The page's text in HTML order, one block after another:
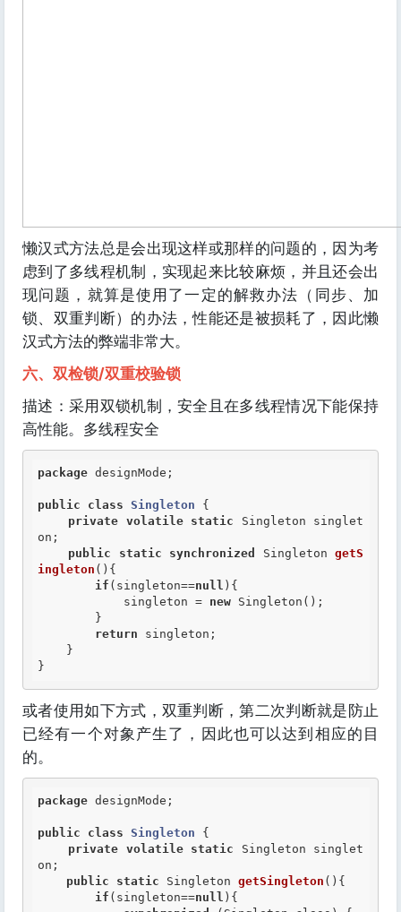
懒汉式方法总是会出现这样或那样的问题的，因为考
虑到了多线程机制，实现起来比较麻烦，并且还会出
现问题，就算是使用了一定的解救办法（同步、加
锁、双重判断）的办法，性能还是被损耗了，因此懒
汉式方法的弊端非常大。
六、双检锁/双重校验锁
描述：采用双锁机制，安全且在多线程情况下能保持
高性能。多线程安全
package designMode;
public class Singleton {
private volatile static Singleton singlet
on;
public
static synchronized Singleton getS
ingleton (){
if (singleton==null ){
            singleton =
new Singleton();
return singleton;
}
或者使用如下方式，双重判断，第二次判断就是防止
已经有一个对象产生了，因此也可以达到相应的目
的。
package designMode;
public class Singleton {
private volatile static Singleton singlet
on;
public
static Singleton getSingleton (){
if (singleton==null ){